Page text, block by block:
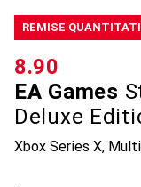
REMISE
EA Games
Deluxe
Xbox Series X,
CHF
8.90